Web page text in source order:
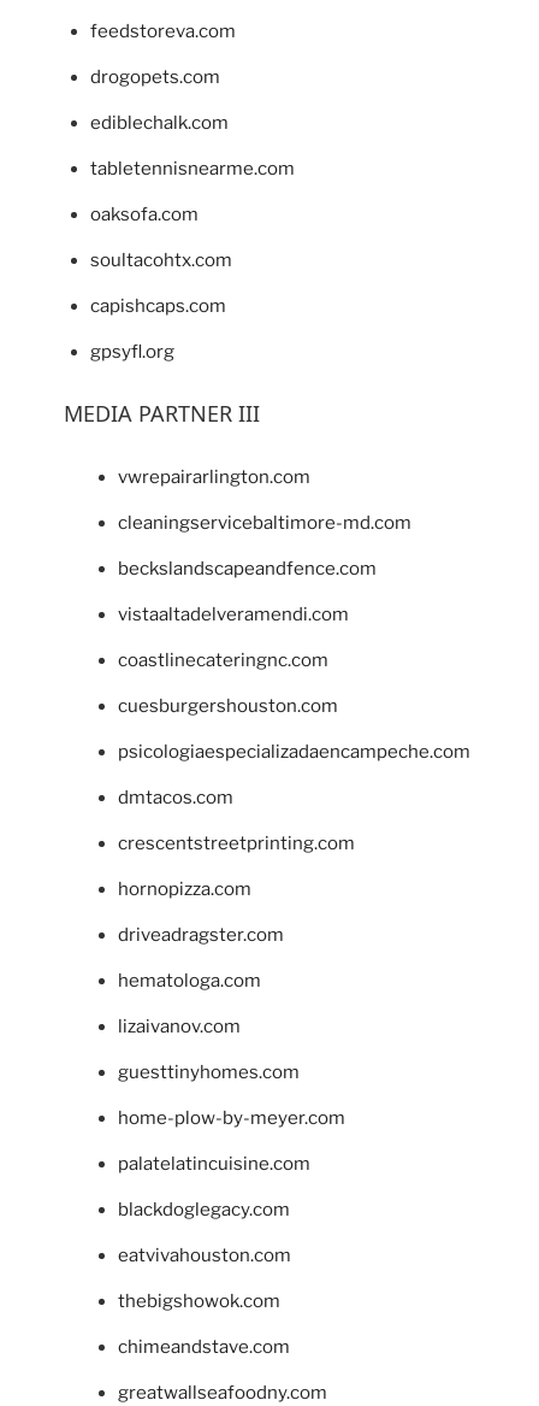
feedstoreva.com
drogopets.com
ediblechalk.com
tabletennisnearme.com
oaksofa.com
soultacohtx.com
capishcaps.com
gpsyfl.org
MEDIA PARTNER III
vwrepairarlington.com
cleaningservicebaltimore-md.com
beckslandscapeandfence.com
vistaaltadelveramendi.com
coastlinecateringnc.com
cuesburgershouston.com
psicologiaespecializadaencampeche.com
dmtacos.com
crescentstreetprinting.com
hornopizza.com
driveadragster.com
hematologa.com
lizaivanov.com
guesttinyhomes.com
home-plow-by-meyer.com
palatelatincuisine.com
blackdoglegacy.com
eatvivahouston.com
thebigshowok.com
chimeandstave.com
greatwallseafoodny.com